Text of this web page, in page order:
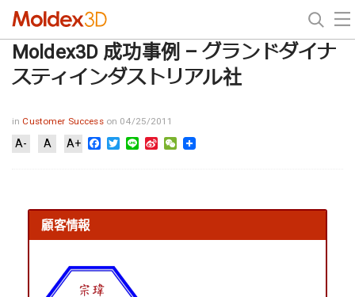
Moldex3D 成功事例 – グランドダイナ
スティインダストリアル社
in Customer Success on 04/25/2011
A- A A+ Facebook
Twitter
Line Sina WeChat
顧客情報